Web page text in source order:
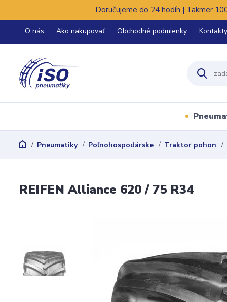
Doručujeme do 24 hodín | Takmer
O nás Ako nakupovať Obchodné podmienky Kontakty
Pneumatiky Poľnohospodárske Traktor pohon
REIFEN Alliance 620 / 75 R34